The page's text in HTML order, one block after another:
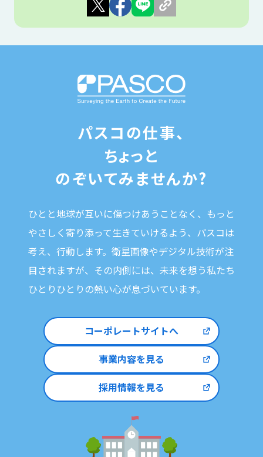
パスコの仕事、
ちょっと
のぞいてみませんか?
ひとと地球が互いに傷つけあうことなく、 もっと
やさしく寄り添って生きていけるよう、パスコは
考え、行動します。 衛星画像やデジタル技術が注
目されますが、 その内側には、未来を想う私たち
ひとりひとりの熱い心が息づいています。
コーポレートサイトへ
事業内容を見る
採用情報を見る